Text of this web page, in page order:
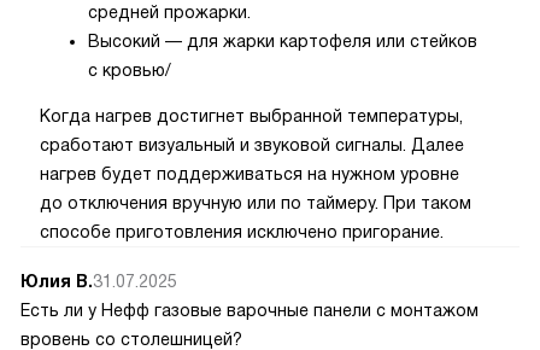
средней прожарки.
Высокий — для жарки картофеля или стейков
с кровью/
Когда нагрев достигнет выбранной температуры,
сработают визуальный и звуковой сигналы. Далее
нагрев будет поддерживаться на нужном уровне
до отключения вручную или по таймеру. При таком
способе приготовления исключено пригорание.
Юлия В.31.07.2025
Есть ли у Нефф газовые варочные панели с монтажом
вровень со столешницей?